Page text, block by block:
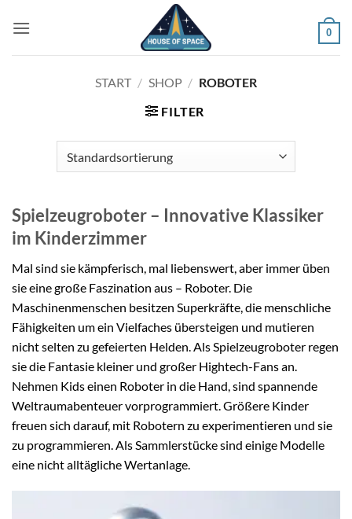
Inhalt
0
START / SHOP / ROBOTER
FILTER
Spielzeugroboter – Innovative Klassiker
im Kinderzimmer
Mal sind sie kämpferisch, mal liebenswert, aber immer üben
sie eine große Faszination aus – Roboter. Die
Maschinenmenschen besitzen Superkräfte, die menschliche
Fähigkeiten um ein Vielfaches übersteigen und mutieren
nicht selten zu gefeierten Helden. Als Spielzeugroboter regen
sie die Fantasie kleiner und großer Hightech-Fans an.
Nehmen Kids einen Roboter in die Hand, sind spannende
Weltraumabenteuer vorprogrammiert. Größere Kinder
freuen sich darauf, mit Robotern zu experimentieren und sie
zu programmieren. Als Sammlerstücke sind einige Modelle
eine nicht alltägliche Wertanlage.